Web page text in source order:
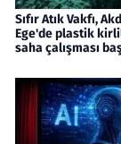
Sıfır Atık Vakfı,
Ege'de plastik
saha çalışması